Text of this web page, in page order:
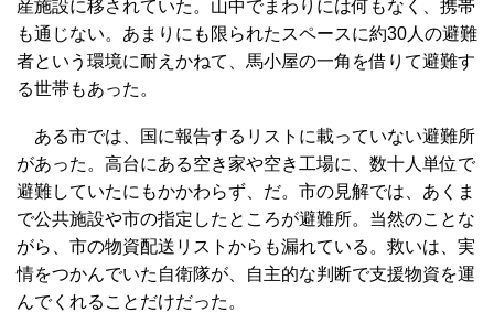
産施設に移されていた。山中でまわりには何もなく、携帯
も通じない。あまりにも限られたスペースに約30人の避難
者という環境に耐えかねて、馬小屋の一角を借りて避難す
る世帯もあった。
ある市では、国に報告するリストに載っていない避難所
があった。高台にある空き家や空き工場に、数十人単位で
避難していたにもかかわらず、だ。市の見解では、あくま
で公共施設や市の指定したところが避難所。当然のことな
がら、市の物資配送リストからも漏れている。救いは、実
情をつかんでいた自衛隊が、自主的な判断で支援物資を運
んでくれることだけだった。